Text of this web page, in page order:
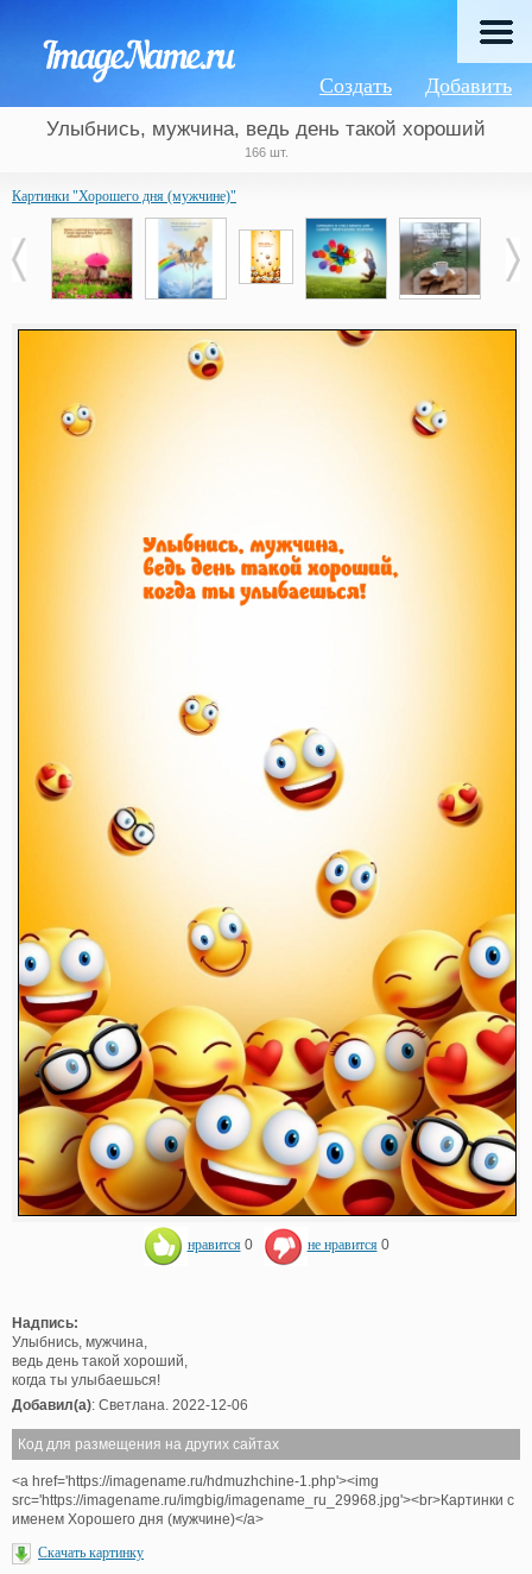
Добавить
Создать
Улыбнись, мужчина, ведь день такой хороший
166 шт.
Картинки "Хорошего дня (мужчине)"
нравится 0 не нравится 0
Надпись:
Улыбнись, мужчина,
ведь день такой хороший,
когда ты улыбаешься!
Добавил(а): Светлана. 2022-12-06
Код для размещения на других сайтах
<a href='https://imagename.ru/hdmuzhchine-1.php'><img
src='https://imagename.ru/imgbig/imagename_ru_29968.jpg'><br>Картинки с
именем Хорошего дня (мужчине)</a>
Скачать картинку